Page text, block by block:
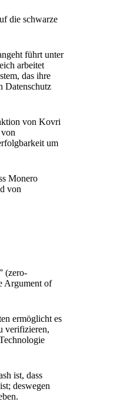
die schwarze
führt unter
arbeitet
das ihre
Datenschutz
von Kovri
um
Monero
von
(zero-
Argument of
ermöglicht es
verifizieren,
ist, dass
deswegen